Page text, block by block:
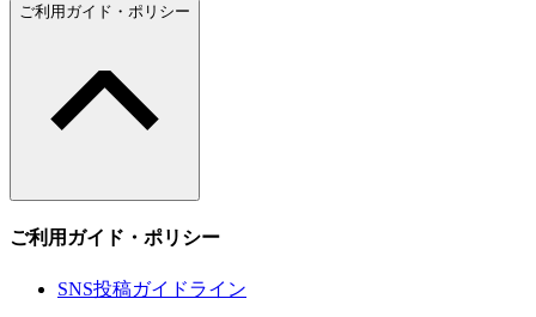
ご利用ガイド・ポリシー
ご利用ガイド・ポリシー
SNS投稿ガイドライン